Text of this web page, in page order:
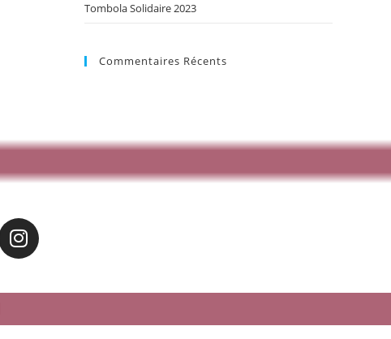
Tombola Solidaire 2023
Commentaires Récents